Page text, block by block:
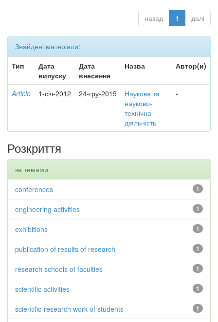
назад 1 далі
Знайдені матеріали:
Тип
Дата
випуску
Дата
внесення
Назва Автор(и)
Article 1-січ-2012 24-гру-2015
Наукова та
науково-
технічна
діяльність
-
Розкриття
за темами
1
conferences
1
engineering activities
1
exhibitions
1
publication of results of research
1
research schools of faculties
1
scientific activities
1
scientific-research work of students